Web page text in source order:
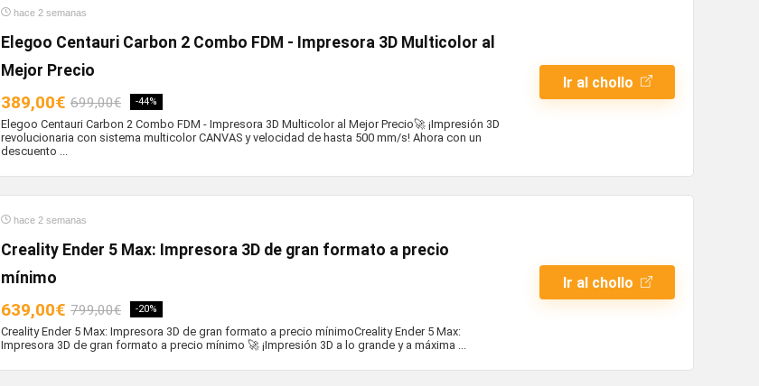
hace 2 semanas
Elegoo Centauri Carbon 2 Combo FDM - Impresora 3D Multicolor al
Mejor Precio
389,00€ 699,00€ -44%
Elegoo Centauri Carbon 2 Combo FDM - Impresora 3D Multicolor al Mejor Precio🚀 ¡Impresión 3D
revolucionaria con sistema multicolor CANVAS y velocidad de hasta 500 mm/s! Ahora con un
descuento ...
Ir al chollo
hace 2 semanas
Creality Ender 5 Max: Impresora 3D de gran formato a precio
mínimo
639,00€ 799,00€ -20%
Creality Ender 5 Max: Impresora 3D de gran formato a precio mínimoCreality Ender 5 Max:
Impresora 3D de gran formato a precio mínimo 🚀 ¡Impresión 3D a lo grande y a máxima ...
Ir al chollo